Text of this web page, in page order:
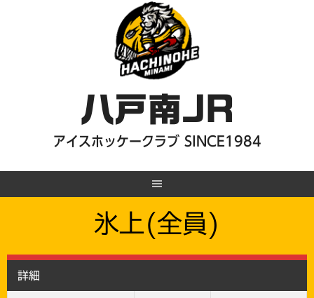
八戸南JR
アイスホッケークラブ SINCE1984
氷上(全員)
詳細